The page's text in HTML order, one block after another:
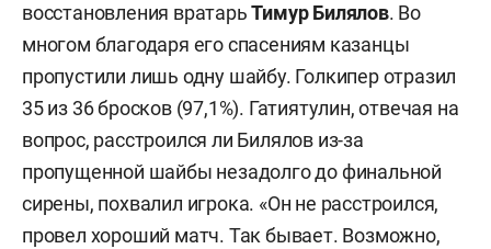
0:2 Барабанов (Семёнов, Бровкин, 55:05)
1:2 Ефремов (Жаровский, 59:42)
Вратари:Вязовой — Билялов
восстановления вратарьТимур Билялов. Во
многом благодаря его спасениям казанцы
пропустили лишь одну шайбу. Голкипер отразил
35 из 36 бросков (97,1%). Гатиятулин, отвечая на
вопрос, расстроился ли Билялов из-за
пропущенной шайбы незадолго до финальной
сирены, похвалил игрока. «Он не расстроился,
провел хороший матч. Так бывает. Возможно,